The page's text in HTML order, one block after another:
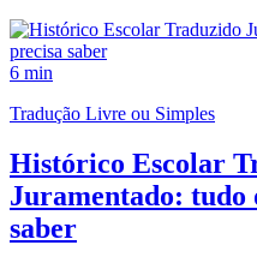
6 min
Tradução Livre ou Simples
Histórico Escolar
Juramentado: tudo
saber